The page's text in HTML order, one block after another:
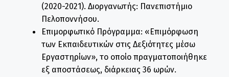
(2020-2021). Διοργανωτής: Πανεπιστήμιο
Πελοποννήσου.
Επιμορφωτικό Πρόγραμμα: «Επιμόρφωση
των Εκπαιδευτικών στις Δεξιότητες μέσω
Εργαστηρίων», το οποίο πραγματοποιήθηκε
εξ αποστάσεως, διάρκειας 36 ωρών.